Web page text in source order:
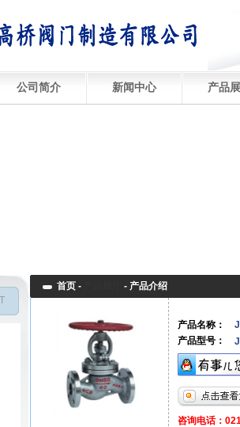
公司简介 新闻中心 产品
首页 - - 产品介绍
产品名称：
产品型号：
咨询电话：